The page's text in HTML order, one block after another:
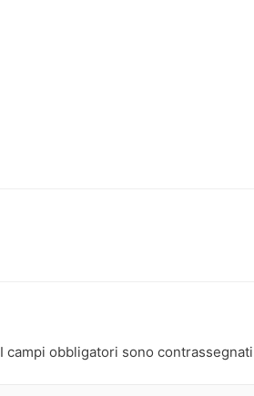
I campi obbligatori sono contrassegnati